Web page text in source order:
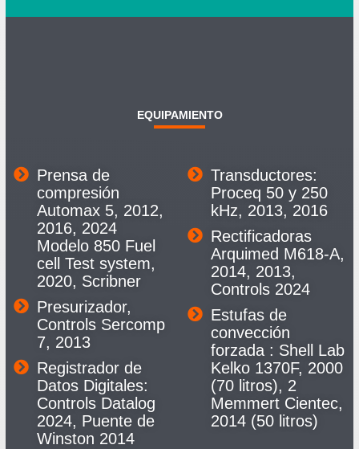
EQUIPAMIENTO
Prensa de
compresión
Automax 5, 2012,
2016, 2024
Modelo 850 Fuel
cell Test system,
2020, Scribner
Presurizador,
Controls Sercomp
7, 2013
Registrador de
Datos Digitales:
Controls Datalog
2024, Puente de
Winston 2014
Transductores:
Proceq 50 y 250
kHz, 2013, 2016
Rectificadoras
Arquimed M618-A,
2014, 2013,
Controls 2024
Estufas de
convección
forzada : Shell Lab
Kelko 1370F, 2000
(70 litros), 2
Memmert Cientec,
2014 (50 litros)